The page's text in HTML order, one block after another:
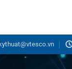
kythuat@vtesco.vn